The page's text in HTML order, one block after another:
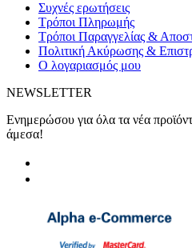
Συχνές ερωτήσεις
Τρόποι Πληρωμής
Τρόποι Παραγγελίας &
Πολιτική Ακύρωσης &
Ο λογαριασμός μου
NEWSLETTER
Ενημερώσου για όλα τα νέα
άμεσα!